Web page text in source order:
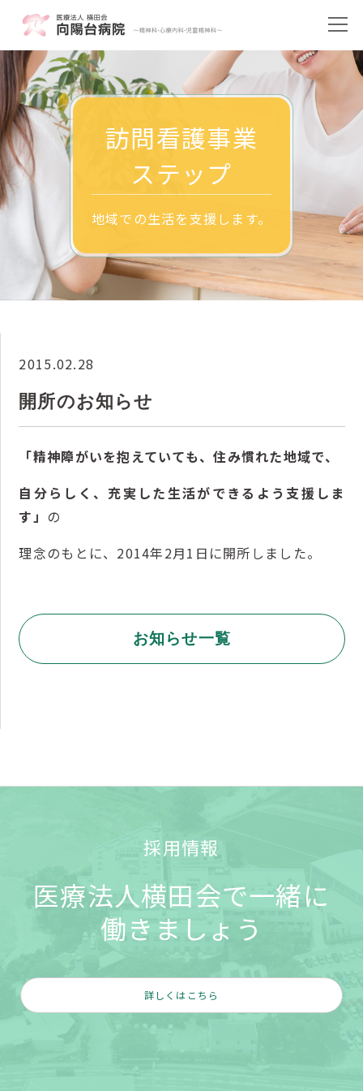
訪問看護事業
ステップ
地域での生活を支援します。
2015.02.28
開所のお知らせ
「精神障がいを抱えていても、住み慣れた地域で、
自分らしく、充実した生活ができるよう支援しま
す」 の
理念のもとに、2014年2月1日に開所しました。
お知らせ一覧
採用情報
医療法人横田会で一緒に
働きましょう
詳しくはこちら